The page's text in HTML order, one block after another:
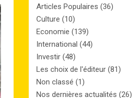
Articles Populaires (36)
Culture (10)
Economie (139)
International (44)
Investir (48)
Les choix de l'éditeur (81)
Non classé (1)
Nos dernières actualités (26)